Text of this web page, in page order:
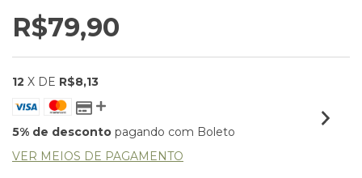
R$79,90
12 X DE R$8,13
5% de desconto pagando com Boleto
VER MEIOS DE PAGAMENTO